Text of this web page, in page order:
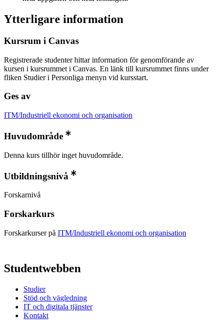
Ytterligare information
Kursrum i Canvas
Registrerade studenter hittar information för genomförande av
kursen i kursrummet i Canvas. En länk till kursrummet finns under
fliken Studier i Personliga menyn vid kursstart.
Ges av
ITM/Industriell ekonomi och organisation
Huvudområde
Denna kurs tillhör inget huvudområde.
Utbildningsnivå
Forskarnivå
Forskarkurs
Forskarkurser på ITM/Industriell ekonomi och organisation
Studentwebben
Studier
Stöd och vägledning
IT och digitala tjänster
Kontakt